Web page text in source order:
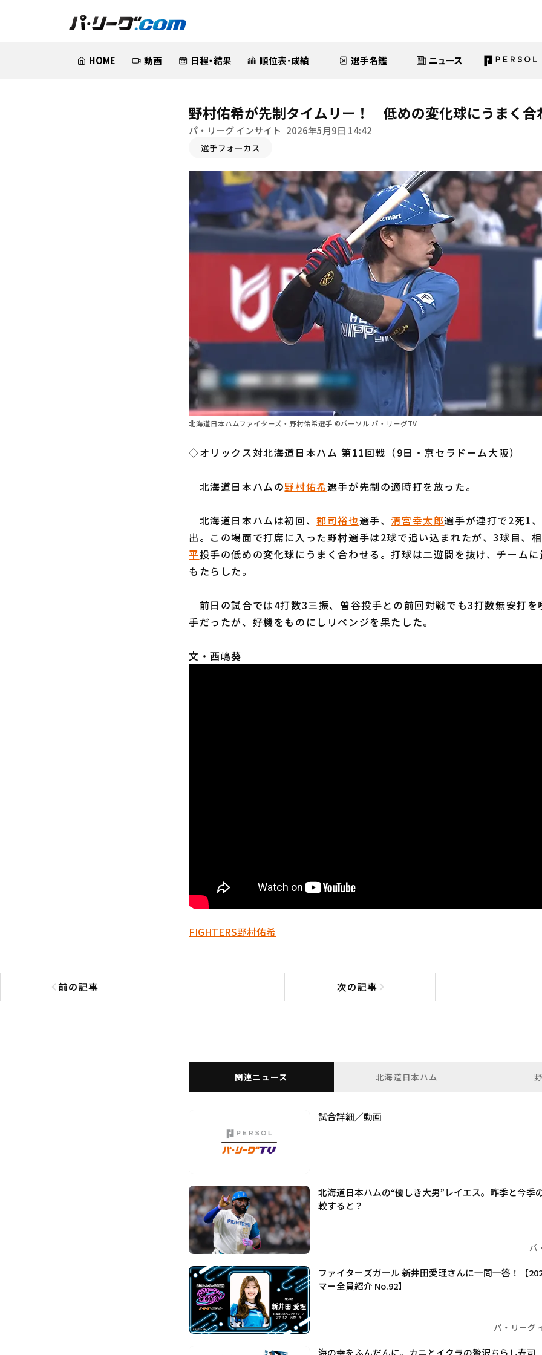
HOME 動画 日程・結果 順位表･成績 選手名鑑 ニュース
野村佑希が先制タイムリー！ 低めの変化球にうまく合
パ・リーグ インサイト 2026年5月9日 14:42
選手フォーカス
北海道日本ハムファイターズ・野村佑希選手 ©パーソル パ・リーグTV
◇オリックス対北海道日本ハム 第11回戦（9日・京セラドーム大阪）
北海道日本ハムの野村佑希選手が先制の適時打を放った。
北海道日本ハムは初回、郡司裕也選手、 清宮幸太郎選手が連打で2死1
出。この場面で打席に入った野村選手は2球で追い込まれたが、3球目、
平投手の低めの変化球にうまく合わせる。打球は二遊間を抜け、チーム
もたらした。
前日の試合では4打数3三振、曽谷投手との前回対戦でも3打数無安打を
手だったが、好機をものにしリベンジを果たした。
文・西嶋葵
FIGHTERS野村佑希
前の記事
前の記事へ 次の記事次の記事へ
関連ニュース 北海道日本ハム
試合詳細／動画
北海道日本ハムの“優しき大男”レイエス。昨季と今季
較すると？
パ
ファイターズガール 新井田愛理さんに一問一答！【
マー全員紹介 No.92】
パ・リーグ